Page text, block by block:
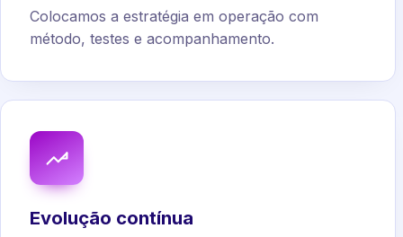
Colocamos a estratégia em operação com
método, testes e acompanhamento.
Evolução contínua